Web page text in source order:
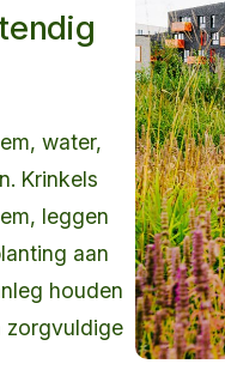
water,
Krinkels
leggen
aan
houden
zorgvuldige